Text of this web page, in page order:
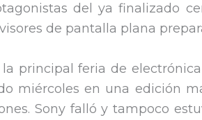
del ya finalizado
de pantalla plana
la principal feria de
miércoles en una edición
Sony falló y tampoco